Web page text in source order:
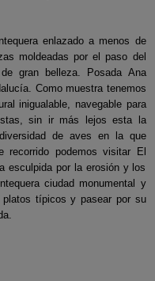
enlazado a menos de
moldeadas por el paso del
gran belleza. Posada Ana
Como muestra tenemos
inigualable, navegable para
sin ir más lejos esta la
de aves en la que
recorrido podemos visitar El
esculpida por la erosión y los
ciudad monumental y
típicos y pasear por su